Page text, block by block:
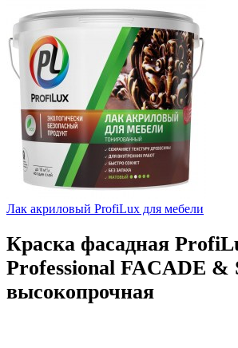
Лак акриловый ProfiLux для мебели
Краска фасадная
Professional FACADE &
высокопрочная